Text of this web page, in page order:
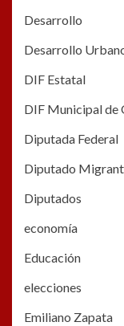
Desarrollo
Desarrollo
DIF Estatal
DIF Municipal de
Diputada Federal
Diputado
Diputados
economía
Educación
elecciones
Emiliano Zapata